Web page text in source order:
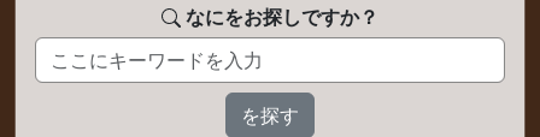
なにをお探しですか？